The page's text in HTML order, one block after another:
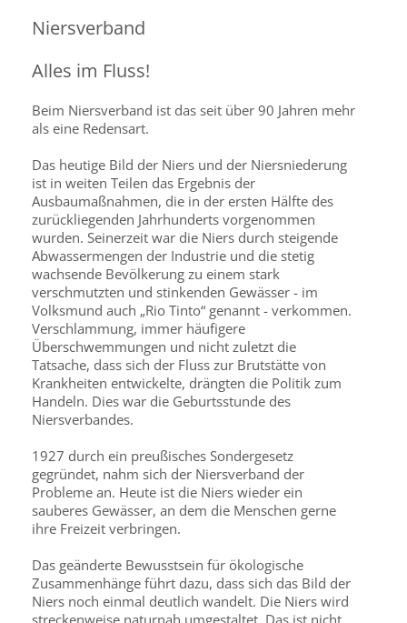
Niersverband
Alles im Fluss!
Beim Niersverband ist das seit über 90 Jahren mehr
als eine Redensart.
Das heutige Bild der Niers und der Niersniederung
ist in weiten Teilen das Ergebnis der
Ausbaumaßnahmen, die in der ersten Hälfte des
zurückliegenden Jahrhunderts vorgenommen
wurden. Seinerzeit war die Niers durch steigende
Abwassermengen der Industrie und die stetig
wachsende Bevölkerung zu einem stark
verschmutzten und stinkenden Gewässer - im
Volksmund auch „Rio Tinto“ genannt - verkommen.
Verschlammung, immer häufigere
Überschwemmungen und nicht zuletzt die
Tatsache, dass sich der Fluss zur Brutstätte von
Krankheiten entwickelte, drängten die Politik zum
Handeln. Dies war die Geburtsstunde des
Niersverbandes.
1927 durch ein preußisches Sondergesetz
gegründet, nahm sich der Niersverband der
Probleme an. Heute ist die Niers wieder ein
sauberes Gewässer, an dem die Menschen gerne
ihre Freizeit verbringen.
Das geänderte Bewusstsein für ökologische
Zusammenhänge führt dazu, dass sich das Bild der
Niers noch einmal deutlich wandelt. Die Niers wird
streckenweise naturnah umgestaltet. Das ist nicht